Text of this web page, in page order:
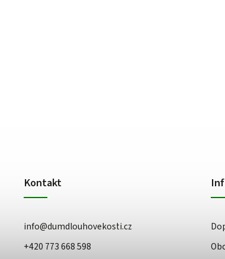
Kontakt
info@dumdlouhovekosti.cz
+420 773 668 598